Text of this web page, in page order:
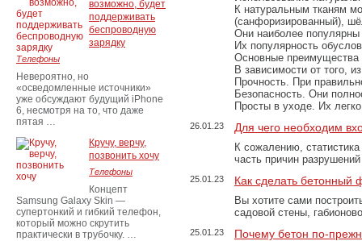
К натуральным тканям
(санфоризированный),
Они наиболее популярны
Их популярность
Основные преимущества
В зависимости от того,
Прочность. При
Безопасность. Они
Просты в уходе. Их
26.01.23 Для чего необходим
К сожалению,
часть причин
25.01.23 Как сделать бетонный
Вы хотите сами
садовой стены,
25.01.23
Почему бетон по-
возможно, будет
поддерживать
беспроводную
зарядку
Телефоны
Невероятно, но
«осведомленные источники»
уже обсуждают будущий iPhone
6, несмотря на то, что даже
пятая …
Кручу, верчу,
позвонить хочу
Телефоны
Концепт
Samsung Galaxy Skin —
супертонкий и гибкий телефон,
который можно скрутить
практически в трубочку. …